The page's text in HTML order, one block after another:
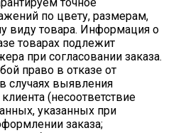
точное
по цвету, размерам,
виду товара. Информация о
товарах подлежит
при согласовании заказа.
право в отказе от
случаях выявления
(несоответствие
указанных при
заказа;